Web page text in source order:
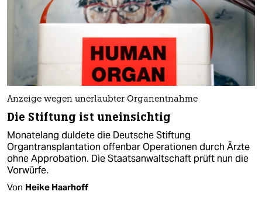
Anzeige wegen unerlaubter Organentnahme
Die Stiftung ist uneinsichtig
Monatelang duldete die Deutsche Stiftung
Organtransplantation offenbar Operationen durch Ärzte
ohne Approbation. Die Staatsanwaltschaft prüft nun die
Vorwürfe.
Von Heike Haarhoff